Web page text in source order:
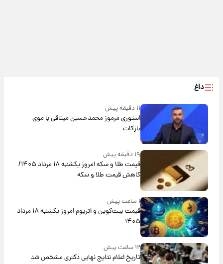
داغ
۱۱ دقیقه پیش
استوری مرموز محمدحسین میثاقی با موی
بازکات
۱۹ دقیقه پیش
قیمت طلا و سکه امروز یکشنبه ۱۸ مرداد ۱۴۰۵/
کاهش قیمت طلا و سکه
۱ ساعت پیش
قیمت بیت‌کوین و اتریوم امروز یکشنبه ۱۸ مرداد
۱۴۰۵
۱۲ ساعت پیش
تاریخ اعلام نتایج نهایی دکتری مشخص شد